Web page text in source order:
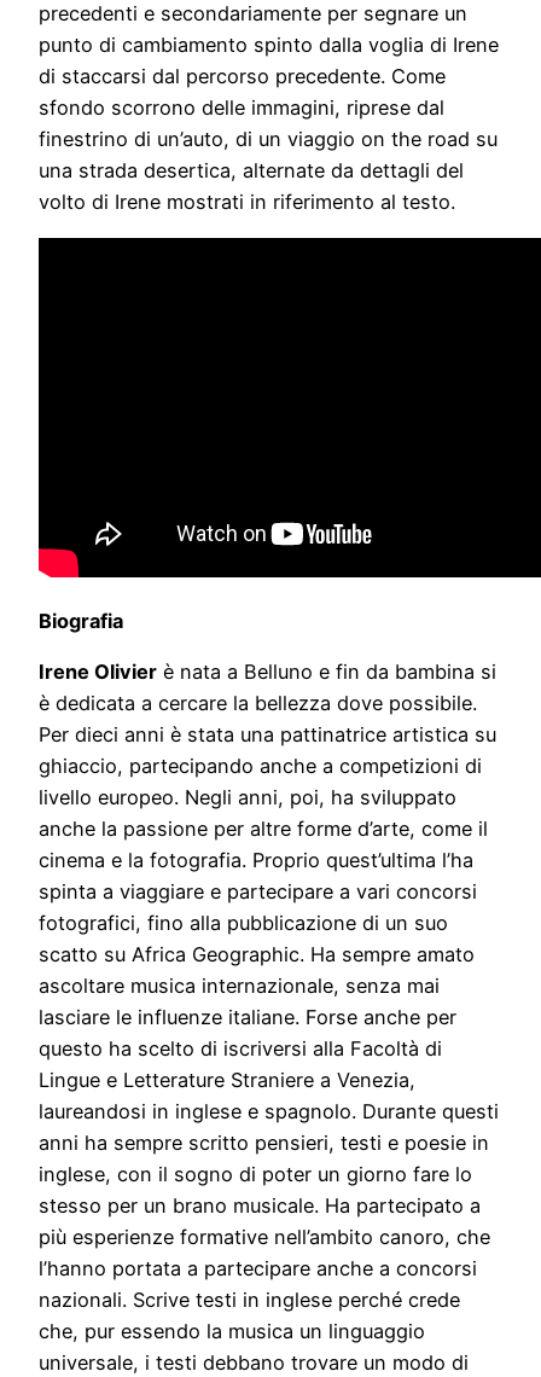
precedenti e secondariamente per segnare un
punto di cambiamento spinto dalla voglia di Irene
di staccarsi dal percorso precedente. Come
sfondo scorrono delle immagini, riprese dal
finestrino di un’auto, di un viaggio on the road su
una strada desertica, alternate da dettagli del
volto di Irene mostrati in riferimento al testo.
Biografia
Irene Olivier è nata a Belluno e fin da bambina si
è dedicata a cercare la bellezza dove possibile.
Per dieci anni è stata una pattinatrice artistica su
ghiaccio, partecipando anche a competizioni di
livello europeo. Negli anni, poi, ha sviluppato
anche la passione per altre forme d’arte, come il
cinema e la fotografia. Proprio quest’ultima l’ha
spinta a viaggiare e partecipare a vari concorsi
fotografici, fino alla pubblicazione di un suo
scatto su Africa Geographic. Ha sempre amato
ascoltare musica internazionale, senza mai
lasciare le influenze italiane. Forse anche per
questo ha scelto di iscriversi alla Facoltà di
Lingue e Letterature Straniere a Venezia,
laureandosi in inglese e spagnolo. Durante questi
anni ha sempre scritto pensieri, testi e poesie in
inglese, con il sogno di poter un giorno fare lo
stesso per un brano musicale. Ha partecipato a
più esperienze formative nell’ambito canoro, che
l’hanno portata a partecipare anche a concorsi
nazionali. Scrive testi in inglese perché crede
che, pur essendo la musica un linguaggio
universale, i testi debbano trovare un modo di